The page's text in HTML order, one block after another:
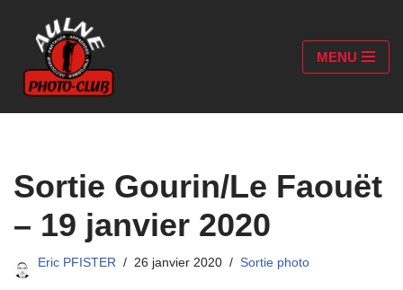
Aller
au
contenu
MENU
Sortie Gourin/Le Faouët
– 19 janvier 2020
Eric PFISTER 26 janvier 2020 Sortie photo